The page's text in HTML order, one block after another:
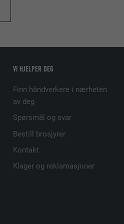
VI HJELPER DEG
Finn håndverkere i nærheten
av deg
Spørsmål og svar
Bestill brosjyrer
Kontakt
Klager og reklamasjoner
Facebook for å vise en rekke
for eksempel
fra tredjeparts annonsører.